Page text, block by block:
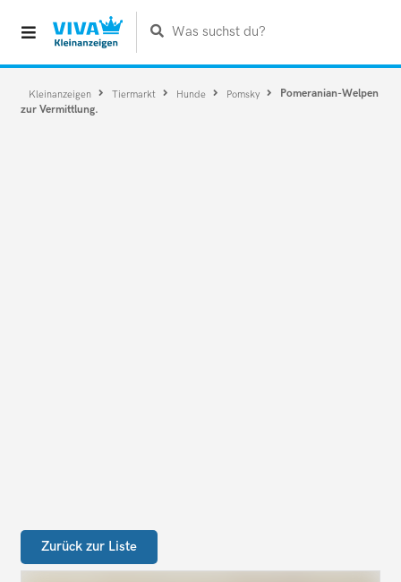
Was suchst du?
Kleinanzeigen Tiermarkt Hunde Pomsky
Pomeranian-Welpen
zur Vermittlung.
Zurück zur Liste